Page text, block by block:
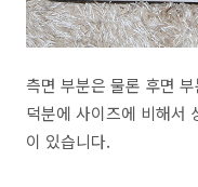
측면 부분은 물론 후면
덕분에 사이즈에 비해서
이 있습니다.